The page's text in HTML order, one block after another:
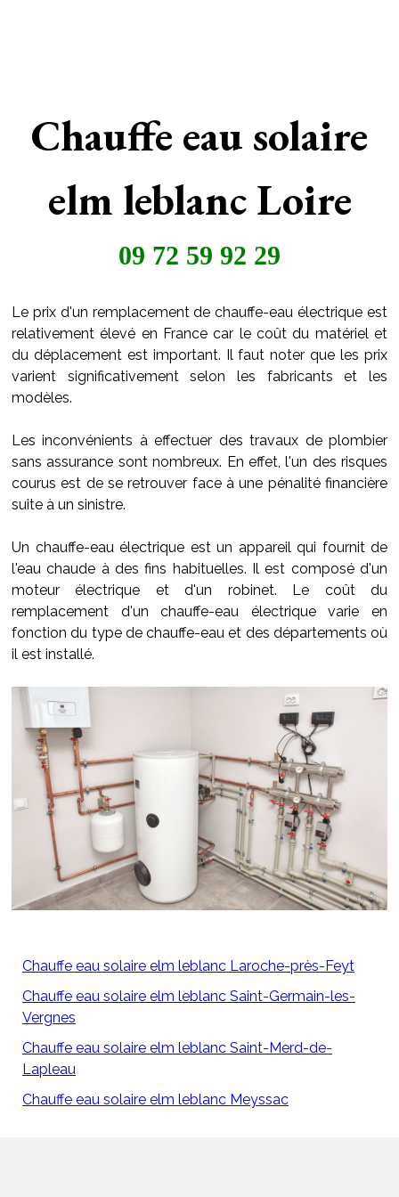
Chauffe eau solaire
elm leblanc Loire
09 72 59 92 29
Le prix d'un remplacement de chauffe-eau électrique est
relativement élevé en France car le coût du matériel et
du déplacement est important. Il faut noter que les prix
varient significativement selon les fabricants et les
modèles.
Les inconvénients à effectuer des travaux de plombier
sans assurance sont nombreux. En effet, l'un des risques
courus est de se retrouver face à une pénalité financière
suite à un sinistre.
Un chauffe-eau électrique est un appareil qui fournit de
l'eau chaude à des fins habituelles. Il est composé d'un
moteur électrique et d'un robinet. Le coût du
remplacement d'un chauffe-eau électrique varie en
fonction du type de chauffe-eau et des départements où
il est installé.
Chauffe eau solaire elm leblanc Laroche-près-Feyt
Chauffe eau solaire elm leblanc Saint-Germain-les-
Vergnes
Chauffe eau solaire elm leblanc Saint-Merd-de-
Lapleau
Chauffe eau solaire elm leblanc Meyssac